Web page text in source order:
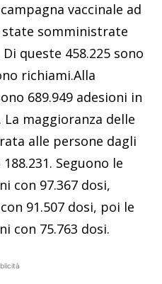
vaccinale ad
state somministrate
queste 458.225 sono
richiami.Alla
689.949 adesioni in
maggioranza delle
alle persone dagli
Seguono le
con 97.367 dosi,
91.507 dosi, poi le
con 75.763 dosi.